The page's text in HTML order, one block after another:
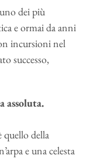
dei più
e ormai da anni
incursioni nel
successo,
assoluta.
quello della
e una celesta